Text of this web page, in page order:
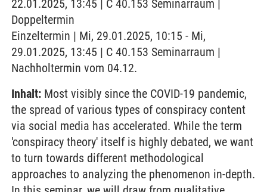
22.01.2025, 13:45 | C 40.153 Seminarraum |
Doppeltermin
Einzeltermin | Mi, 29.01.2025, 10:15 - Mi,
29.01.2025, 13:45 | C 40.153 Seminarraum |
Nachholtermin vom 04.12.
Inhalt: Most visibly since the COVID-19 pandemic,
the spread of various types of conspiracy content
via social media has accelerated. While the term
'conspiracy theory' itself is highly debated, we want
to turn towards different methodological
approaches to analyzing the phenomenon in-depth.